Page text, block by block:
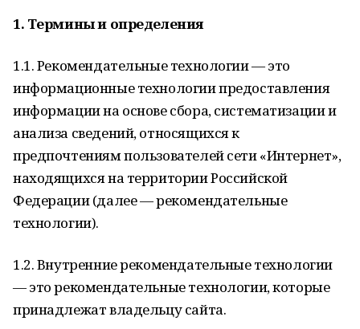
1. Термины и определения
1.1. Рекомендательные технологии — это
информационные технологии предоставления
информации на основе сбора, систематизации и
анализа сведений, относящихся к
предпочтениям пользователей сети «Интернет»,
находящихся на территории Российской
Федерации (далее — рекомендательные
технологии).
1.2. Внутренние рекомендательные технологии
— это рекомендательные технологии, которые
принадлежат владельцу сайта.